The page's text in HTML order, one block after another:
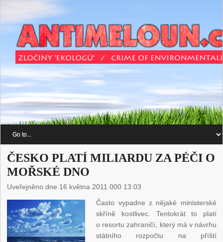
ČESKO PLATÍ MILIARDU ZA PÉČI O
MOŘSKÉ DNO
Uveřejněno dne 16 května 2011 000 13:03
Často vypadne z nějaké ministerské
skříně kostlivec. Tentokrát to platí
o resortu zahraničí, který má v návrhu
státního rozpočtu na příští